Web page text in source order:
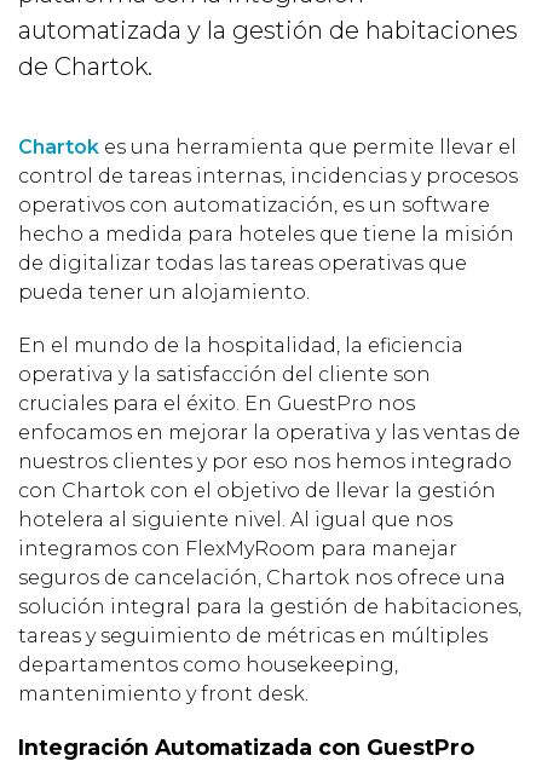
automatizada y la gestión de habitaciones
de Chartok.
Chartok es una herramienta que permite llevar el
control de tareas internas, incidencias y procesos
operativos con automatización, es un software
hecho a medida para hoteles que tiene la misión
de digitalizar todas las tareas operativas que
pueda tener un alojamiento.
En el mundo de la hospitalidad, la eficiencia
operativa y la satisfacción del cliente son
cruciales para el éxito. En GuestPro nos
enfocamos en mejorar la operativa y las ventas de
nuestros clientes y por eso nos hemos integrado
con Chartok con el objetivo de llevar la gestión
hotelera al siguiente nivel. Al igual que nos
integramos con FlexMyRoom para manejar
seguros de cancelación, Chartok nos ofrece una
solución integral para la gestión de habitaciones,
tareas y seguimiento de métricas en múltiples
departamentos como housekeeping,
mantenimiento y front desk.
Integración Automatizada con GuestPro